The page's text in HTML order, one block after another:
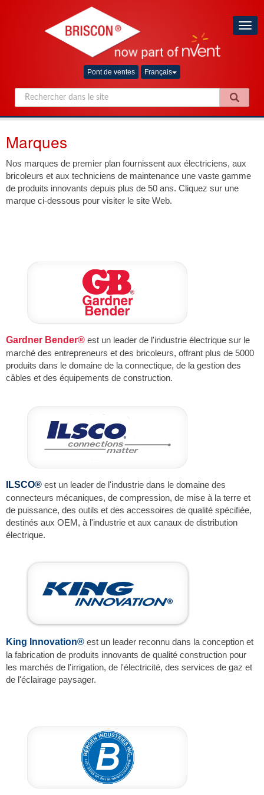
Pont de ventes Français
Marques
Nos marques de premier plan fournissent aux électriciens, aux
bricoleurs et aux techniciens de maintenance une vaste gamme
de produits innovants depuis plus de 50 ans. Cliquez sur une
marque ci-dessous pour visiter le site Web.
Gardner Bender® est un leader de l'industrie électrique sur le
marché des entrepreneurs et des bricoleurs, offrant plus de 5000
produits dans le domaine de la connectique, de la gestion des
câbles et des équipements de construction.
ILSCO® est un leader de l'industrie dans le domaine des
connecteurs mécaniques, de compression, de mise à la terre et
de puissance, des outils et des accessoires de qualité spécifiée,
destinés aux OEM, à l'industrie et aux canaux de distribution
électrique.
King Innovation® est un leader reconnu dans la conception et
la fabrication de produits innovants de qualité construction pour
les marchés de l'irrigation, de l'électricité, des services de gaz et
de l'éclairage paysager.